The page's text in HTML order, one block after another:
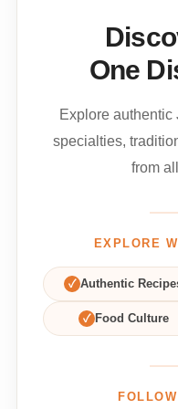
One
Explore authentic
specialties,
from
EXPLORE
✓ Authentic
✓ Food Culture